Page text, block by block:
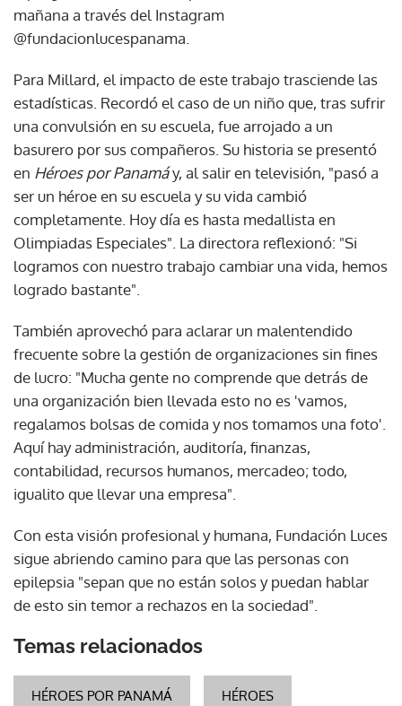
mañana a través del Instagram
@fundacionlucespanama.
Para Millard, el impacto de este trabajo trasciende las
estadísticas. Recordó el caso de un niño que, tras sufrir
una convulsión en su escuela, fue arrojado a un
basurero por sus compañeros. Su historia se presentó
en Héroes por Panamáy, al salir en televisión, "pasó a
ser un héroe en su escuela y su vida cambió
completamente. Hoy día es hasta medallista en
Olimpiadas Especiales". La directora reflexionó: "Si
logramos con nuestro trabajo cambiar una vida, hemos
logrado bastante".
También aprovechó para aclarar un malentendido
frecuente sobre la gestión de organizaciones sin fines
de lucro: "Mucha gente no comprende que detrás de
una organización bien llevada esto no es 'vamos,
regalamos bolsas de comida y nos tomamos una foto'.
Aquí hay administración, auditoría, finanzas,
contabilidad, recursos humanos, mercadeo; todo,
igualito que llevar una empresa".
Con esta visión profesional y humana, Fundación Luces
sigue abriendo camino para que las personas con
epilepsia "sepan que no están solos y puedan hablar
de esto sin temor a rechazos en la sociedad".
Temas relacionados
HÉROES POR PANAMÁ HÉROES